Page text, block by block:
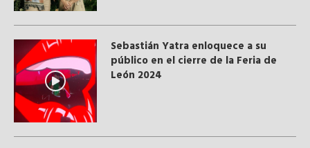
Sebastián Yatra enloquece a su
público en el cierre de la Feria de
León 2024